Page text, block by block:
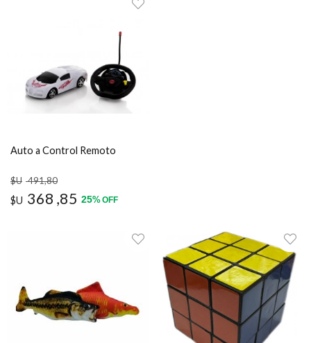
Auto a Control Remoto
$U 491,80
$U 368 ,85 25%OFF